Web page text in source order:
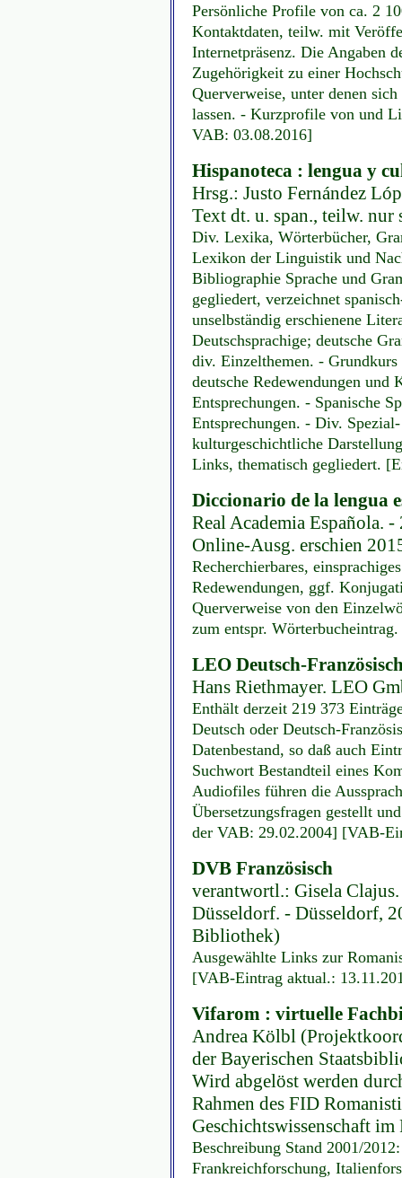
Persönliche Profile von ca. 2
Kontaktdaten, teilw. mit
Internetpräsenz. Die Angaben
Zugehörigkeit zu einer
Querverweise, unter denen
lassen. - Kurzprofile von und
VAB: 03.08.2016]
Hispanoteca : lengua y
Hrsg.: Justo Fernández
Text dt. u. span., teilw. nur
Div. Lexika, Wörterbücher,
Lexikon der Linguistik und
Bibliographie Sprache und
gegliedert, verzeichnet
unselbständig erschienene
Deutschsprachige; deutsche
div. Einzelthemen. - Grundkurs
deutsche Redewendungen und
Entsprechungen. - Spanische
Entsprechungen. - Div.
kulturgeschichtliche
Links, thematisch gegliedert.
Diccionario de la lengua
Real Academia Española.
Online-Ausg. erschien
Recherchierbares,
Redewendungen, ggf.
Querverweise von den
zum entspr.
LEO Deutsch-
Hans Riethmayer. LEO
Enthält derzeit 219 373
Deutsch oder Deutsch-
Datenbestand, so daß auch
Suchwort Bestandteil eines
Audiofiles führen die
Übersetzungsfragen gestellt
der VAB: 29.02.2004] [VAB-
DVB Französisch
verantwortl.: Gisela
Düsseldorf. - Düsseldorf,
Bibliothek)
Ausgewählte Links zur
[VAB-Eintrag aktual.:
Vifarom : virtuelle
Andrea Kölbl
der Bayerischen
Wird abgelöst werden
Rahmen des FID
Geschichtswissenschaft
Beschreibung Stand 2001/
Frankreichforschung,